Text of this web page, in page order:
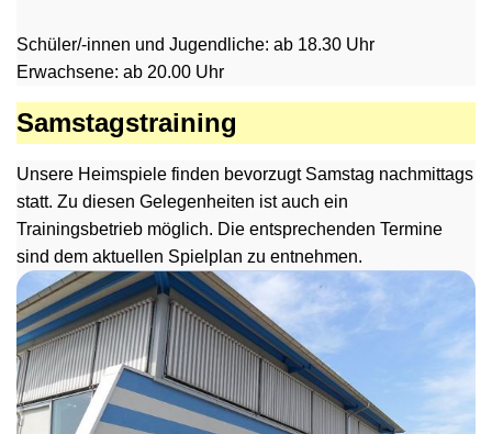
Schüler/-innen und Jugendliche: ab 18.30 Uhr
Erwachsene: ab 20.00 Uhr
Samstagstraining
Unsere Heimspiele finden bevorzugt Samstag nachmittags
statt. Zu diesen Gelegenheiten ist auch ein
Trainingsbetrieb möglich. Die entsprechenden Termine
sind dem aktuellen Spielplan zu entnehmen.